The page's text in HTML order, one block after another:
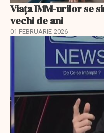
Viața IMM-urilor se
vechi de ani
01 FEBRUARIE 2026
EXCLUSIV